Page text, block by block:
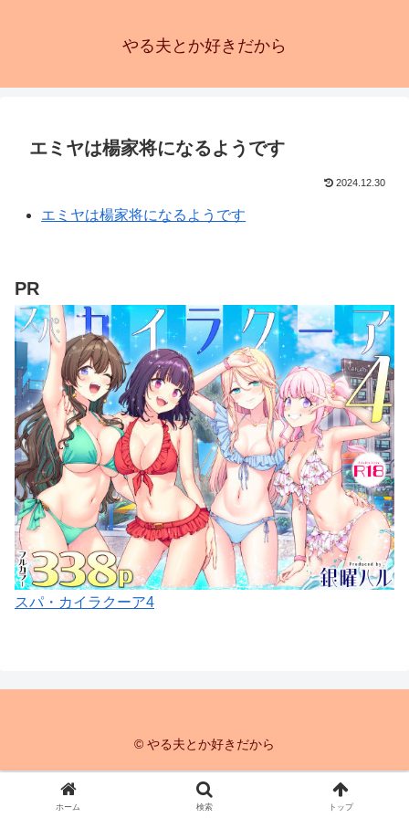
やる夫とか好きだから
エミヤは楊家将になるようです
2024.12.30
エミヤは楊家将になるようです
PR
スパ・カイラクーア4
© やる夫とか好きだから
ホーム 検索 トップ